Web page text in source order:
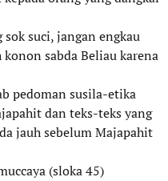
sok suci, jangan engkau
sabda Beliau karena
pedoman susila-etika
dan teks-teks yang
jauh sebelum Majapahit
(sloka 45)